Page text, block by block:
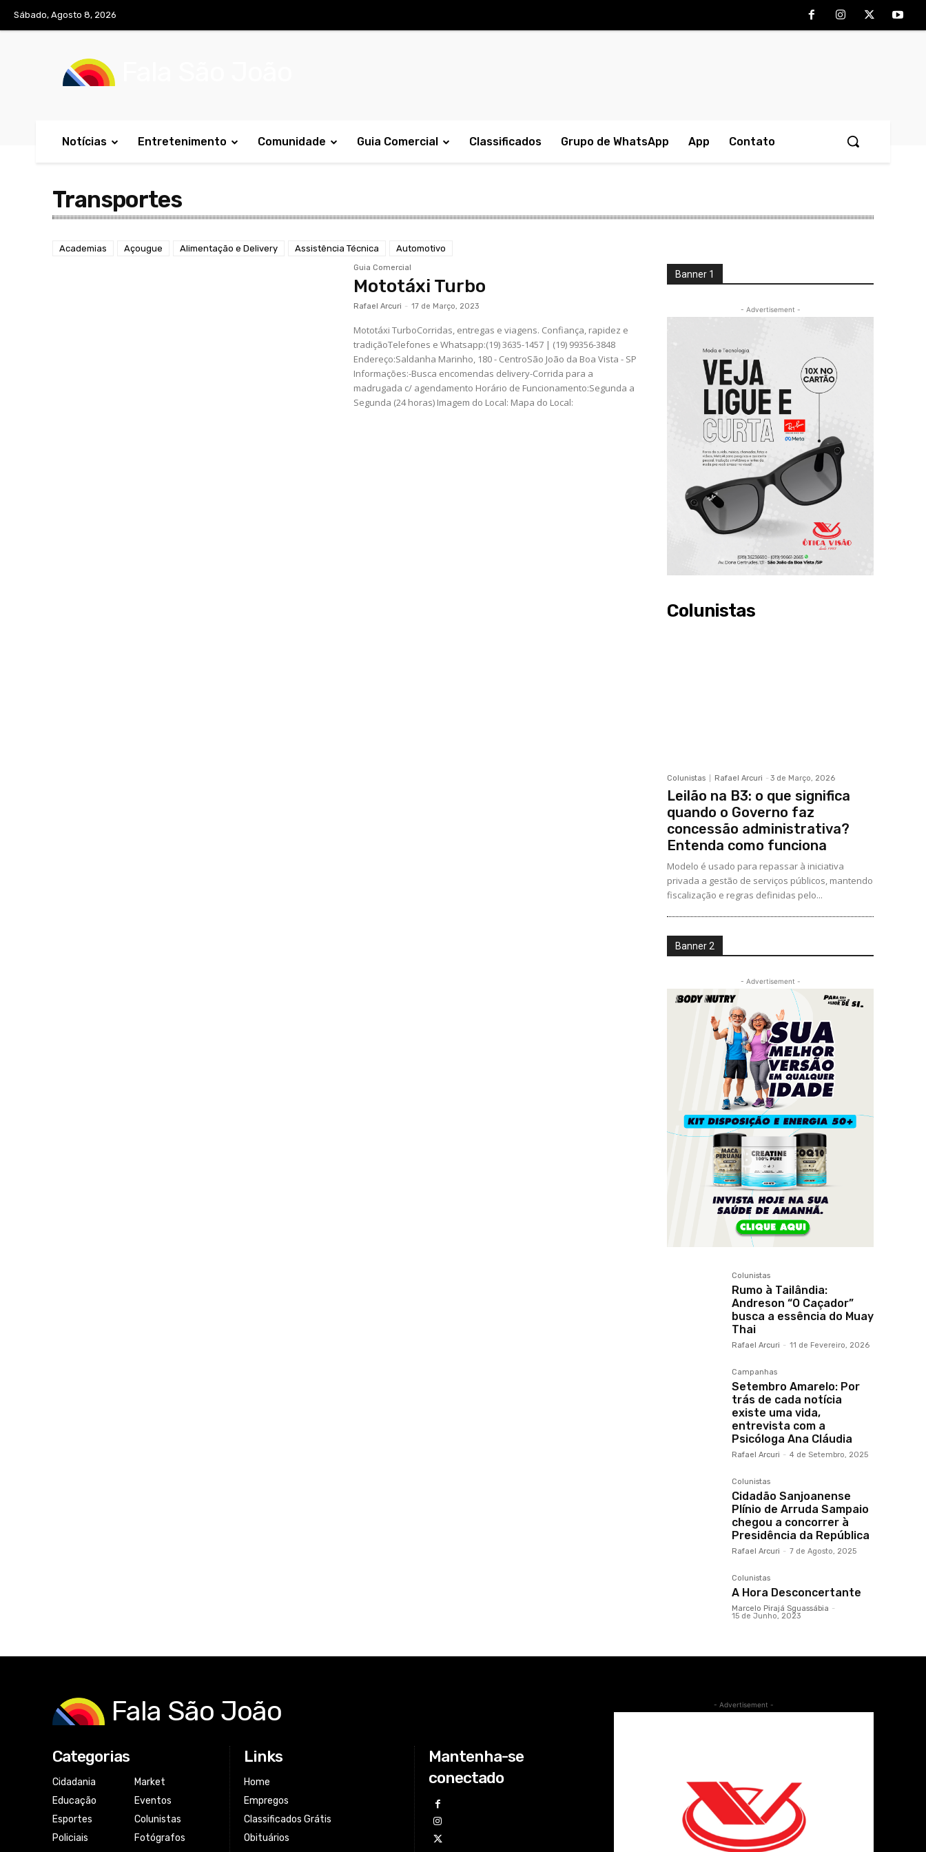
Sábado, Agosto 8, 2026
Notícias Entretenimento Comunidade Guia Comercial Classificados Grupo de WhatsApp App Contato
Transportes
Academias Açougue Alimentação e Delivery Assistência Técnica Automotivo
Guia Comercial
Mototáxi Turbo
Rafael Arcuri - 17 de Março, 2023
Mototáxi TurboCorridas, entregas e viagens. Confiança, rapidez e
tradiçãoTelefones e Whatsapp:(19) 3635-1457 | (19) 99356-3848
Endereço:Saldanha Marinho, 180 - CentroSão João da Boa Vista - SP
Informações:-Busca encomendas delivery-Corrida para a
madrugada c/ agendamento Horário de Funcionamento:Segunda a
Segunda (24 horas) Imagem do Local: Mapa do Local:
Banner 1
- Advertisement -
Colunistas
Colunistas Rafael Arcuri - 3 de Março, 2026
Leilão na B3: o que significa
quando o Governo faz
concessão administrativa?
Entenda como funciona
Modelo é usado para repassar à iniciativa
privada a gestão de serviços públicos, mantendo
fiscalização e regras definidas pelo...
Banner 2
- Advertisement -
Colunistas
Rumo à Tailândia:
Andreson “O Caçador”
busca a essência do Muay
Thai
Rafael Arcuri - 11 de Fevereiro, 2026
Campanhas
Setembro Amarelo: Por
trás de cada notícia
existe uma vida,
entrevista com a
Psicóloga Ana Cláudia
Rafael Arcuri - 4 de Setembro, 2025
Colunistas
Cidadão Sanjoanense
Plínio de Arruda Sampaio
chegou a concorrer à
Presidência da República
Rafael Arcuri - 7 de Agosto, 2025
Colunistas
A Hora Desconcertante
Marcelo Pirajá Sguassábia -
15 de Junho, 2023
Fala São João
Categorias
Cidadania
Educação
Esportes
Policiais
Market
Eventos
Colunistas
Fotógrafos
Links
Home
Empregos
Classificados Grátis
Obituários
Mantenha-se
conectado
- Advertisement -